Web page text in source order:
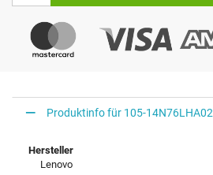
Produktinfo für 105-14N76LHA02
Hersteller
Lenovo